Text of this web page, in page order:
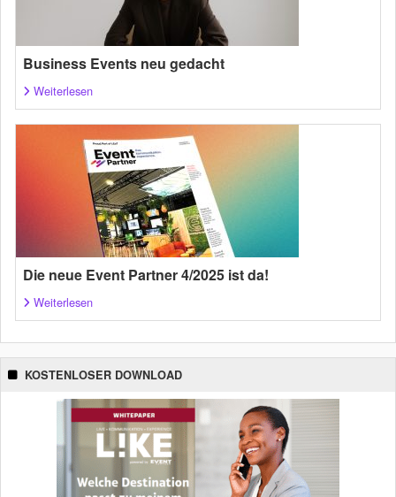
Business Events neu gedacht
Weiterlesen
Die neue Event Partner 4/2025 ist da!
Weiterlesen
KOSTENLOSER DOWNLOAD